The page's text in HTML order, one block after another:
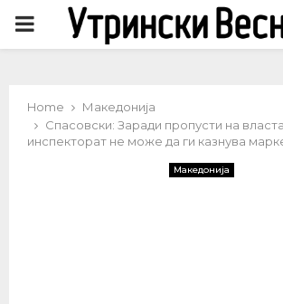
PRIMARY
Home
Македонија
Спасовски: Заради пропусти на
инспекторат не може да ги казнува
Македонија